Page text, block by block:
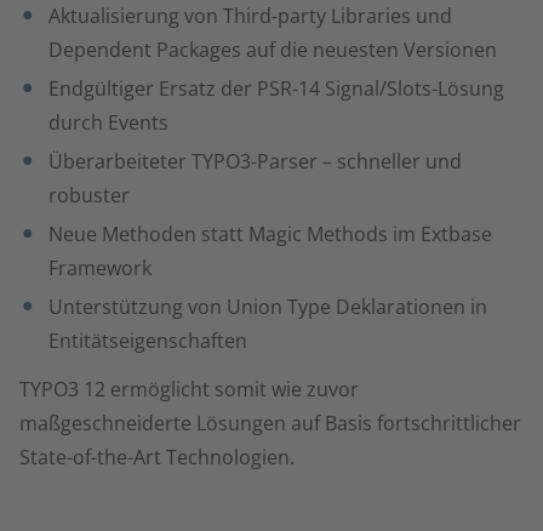
Aktualisierung von Third-party Libraries und
Dependent Packages auf die neuesten Versionen
Endgültiger Ersatz der PSR-14 Signal/Slots-Lösung
durch Events
Überarbeiteter TYPO3-Parser – schneller und
robuster
Neue Methoden statt Magic Methods im Extbase
Framework
Unterstützung von Union Type Deklarationen in
Entitätseigenschaften
TYPO3 12 ermöglicht somit wie zuvor
maßgeschneiderte Lösungen auf Basis fortschrittlicher
State-of-the-Art Technologien.